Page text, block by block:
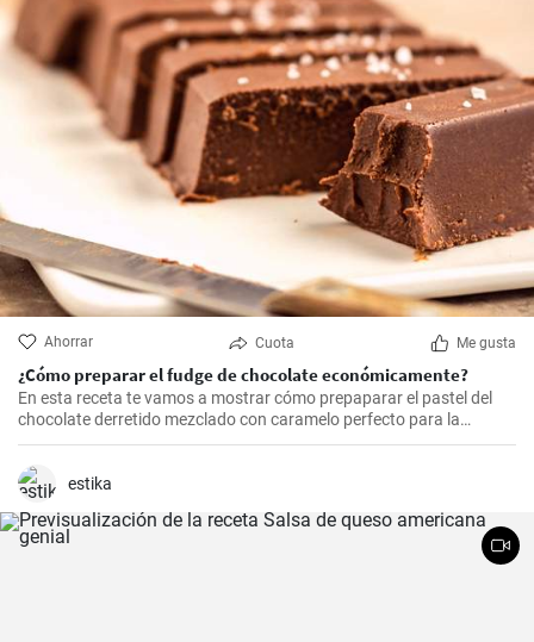
Ahorrar Cuota Me gusta
¿Cómo preparar el fudge de chocolate económicamente?
En esta receta te vamos a mostrar cómo prepaparar el pastel del
chocolate derretido mezclado con caramelo perfecto para la
Navidad.
estika